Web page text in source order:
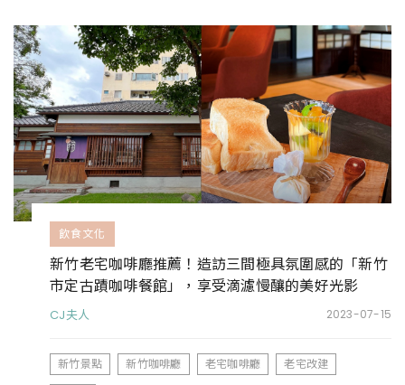
飲食文化
新竹老宅咖啡廳推薦！造訪三間極具氛圍感的「新竹
市定古蹟咖啡餐館」，享受滴濾慢釀的美好光影
CJ夫人 2023-07-15
新竹景點 新竹咖啡廳 老宅咖啡廳
老宅改建